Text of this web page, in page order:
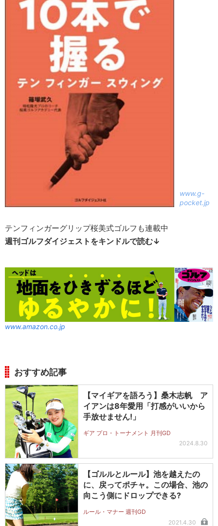
www.g-
pocket.jp
テンフィンガーグリップ桜美式ゴルフも連載中
週刊ゴルフダイジェストをキンドルで読む↓
www.amazon.co.jp
おすすめ記事
【マイギアを語ろう】桑木志帆 ア
イアンは8年愛用「打感がいいから
手放せません!」
ギア プロ・トーナメント 月刊GD
2024.8.30
【ゴルルとルール】池を越えたの
に、戻ってポチャ。この場合、池の
向こう側にドロップできる?
ルール・マナー 週刊GD
2021.4.30